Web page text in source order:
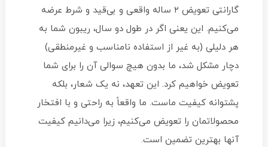
گارانتی تعویض ۲ ساله واقعی و بی‌قید و شرط عرضه
می‌کنیم. این یعنی اگر در طول دو سال، ریبون شما به
هر دلیلی (به غیر از استفاده نامناسب و غیرمنطقی)
دچار مشکل شد، ما بدون هیچ سوالی آن را برای شما
تعویض خواهیم کرد. این تعهد، نه یک شعار، بلکه
پشتوانه کیفیت ماست. ما واقعاً به راحتی و با افتخار
محصولاتمان را تعویض می‌کنیم، زیرا می‌دانیم کیفیت
آنها بهترین تضمین است.